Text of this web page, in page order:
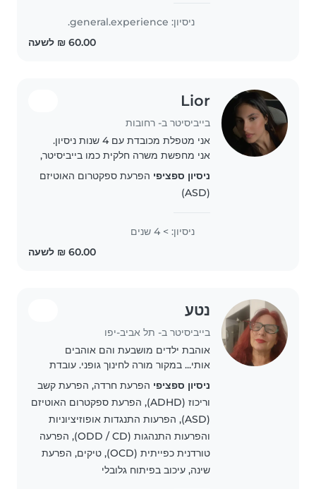
enjoy reading, games, and
ניסיון: general.experience.
Lior
בייביסיטר ב- רחובות
אני מטפלת מכובדת עם 4 שנות ניסיון.
אני מחפשת משרה חלקית כמו בייביסיטר,
שלושה ילדים. מעוניינת בסוג הטיפול
שאפשר לבצע בבוקר, ערב. אני מוכנה
ניסיון ספציפי הפרעת ספקטרום האוטיזם
(ASD)
ניסיון: > 4 שנים
נטע
בייביסיטר ב- תל אביב-יפו
אוהבת ילדים מושבעת והם אוהבים
אותי... במקור מורה לחינוך גופני. עובדת
טבע, מדע וסביבה. גננת צהרונית מעל 10
שנים מוערכת מאוד ועם המלצות רבות.
מפעילת..
ניסיון ספציפי הפרעת חרדה, הפרעת קשב
וריכוז (ADHD), הפרעת ספקטרום האוטיזם
(ASD), הפרעות התנגדות אופוזיציוניות
והפרעות התנהגות (ODD / CD), הפרעה
טורדנית כפייתית (OCD), טיקים, הפרעת
שינה, עיכוב בפיתוח גלובלי